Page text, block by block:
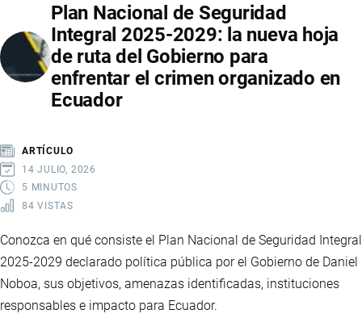
ECUADOR:
IMPLICACIONES
ECONÓMICAS,
EMPLEO
Y
Plan Nacional de Seguridad
Integral 2025-2029: la nueva hoja
de ruta del Gobierno para
enfrentar el crimen organizado en
Ecuador
ARTÍCULO
14 JULIO, 2026
5 MINUTOS
84 VISTAS
Conozca en qué consiste el Plan Nacional de Seguridad Integral
2025-2029 declarado política pública por el Gobierno de Daniel
Noboa, sus objetivos, amenazas identificadas, instituciones
responsables e impacto para Ecuador.